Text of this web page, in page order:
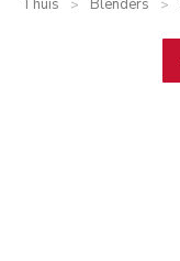
> >